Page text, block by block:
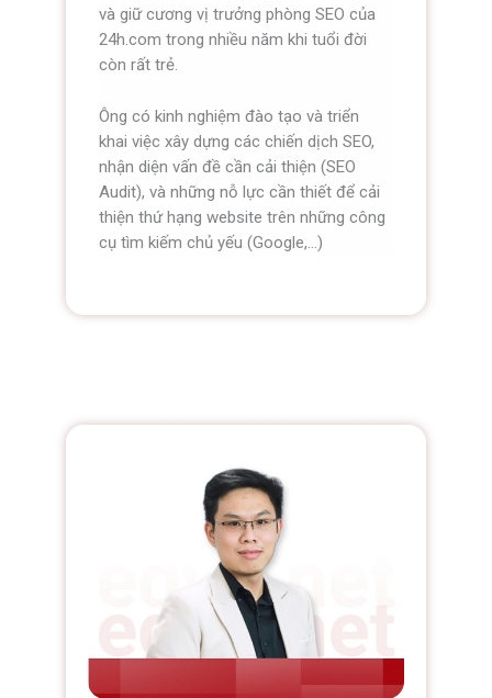
và giữ cương vị trưởng phòng SEO của
24h.com trong nhiều năm khi tuổi đời
còn rất trẻ.
Ông có kinh nghiệm đào tạo và triển
khai việc xây dựng các chiến dịch SEO,
nhận diện vấn đề cần cải thiện (SEO
Audit), và những nỗ lực cần thiết để cải
thiện thứ hạng website trên những công
cụ tìm kiếm chủ yếu (Google,…)